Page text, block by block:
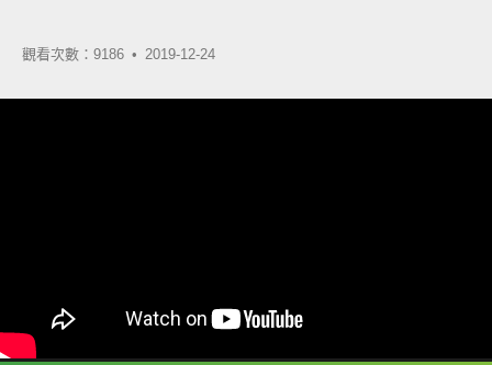
觀看次數：9186 • 2019-12-24